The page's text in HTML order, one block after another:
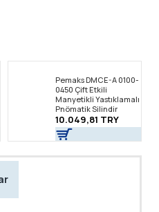
Pemaks DMCE-A 0100-
0450 Çift Etkili
Manyetikli Yastıklamalı
Pnömatik Silindir
10.049,81 TRY